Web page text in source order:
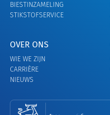
BIESTINZAMELING
STIKSTOFSERVICE
OVER ONS
WIE WE ZIJN
CARRIÈRE
NIEUWS